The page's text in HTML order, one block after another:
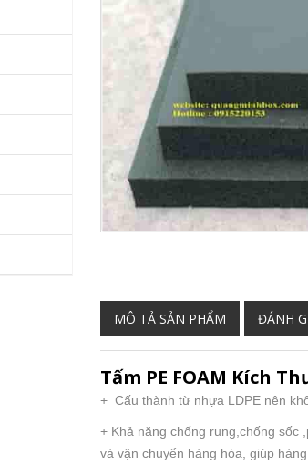
MÔ TẢ SẢN PHẨM ĐÁNH
Tấm PE FOAM Kích
+ Cấu thành từ nhựa LDPE nên
+ Khả năng chống rung,chống
và vận chuyển hàng hóa, giúp